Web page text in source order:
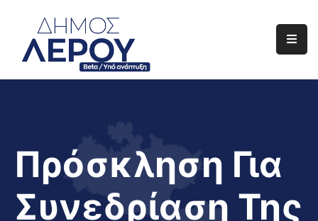
Αρχική
Διαφάνεια
Το
Πρόσκληση Για
Συνεδρίαση Της